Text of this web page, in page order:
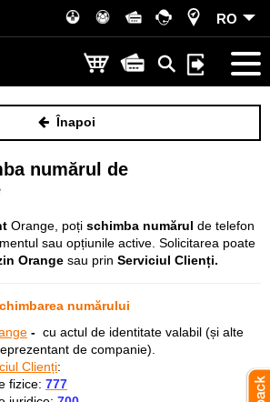
RO
Înapoi
numărul de
Orange, poți schimba numărul de telefon
sau opțiunile active. Solicitarea poate
Orange sau prin Serviciul Clienți.
numărului
- cu actul de identitate valabil (și alte
de companie).
Clienți:
fizice: 777